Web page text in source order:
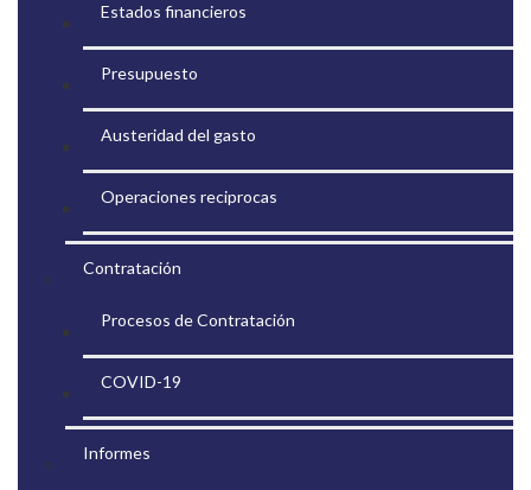
Estados financieros
Presupuesto
Austeridad del gasto
Operaciones reciprocas
Contratación
Procesos de Contratación
COVID-19
Informes